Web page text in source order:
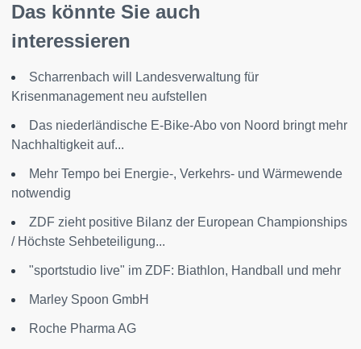
Das könnte Sie auch
interessieren
Scharrenbach will Landesverwaltung für
Krisenmanagement neu aufstellen
Das niederländische E-Bike-Abo von Noord bringt mehr
Nachhaltigkeit auf...
Mehr Tempo bei Energie-, Verkehrs- und Wärmewende
notwendig
ZDF zieht positive Bilanz der European Championships
/ Höchste Sehbeteiligung...
"sportstudio live" im ZDF: Biathlon, Handball und mehr
Marley Spoon GmbH
Roche Pharma AG